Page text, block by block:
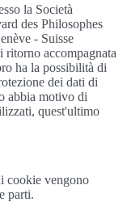
la Società
des Philosophes
- Suisse
ritorno accompagnata
ha la possibilità di
dei dati di
abbia motivo di
quest'ultimo
cookie vengono
parti.